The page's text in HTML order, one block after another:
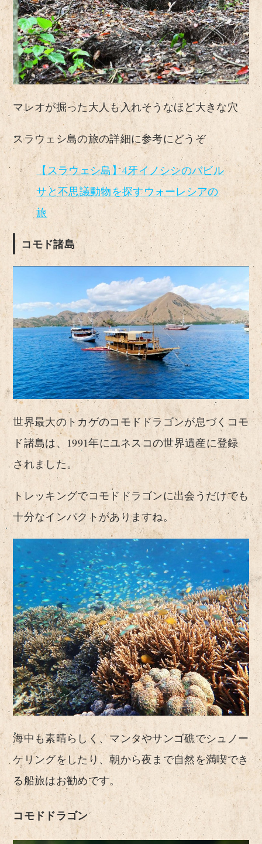
マレオが掘った大人も入れそうなほど大きな穴
スラウェシ島の旅の詳細に参考にどうぞ
【スラウェシ島】4牙イノシシのバビル
サと不思議動物を探すウォーレシアの
旅
コモド諸島
世界最大のトカゲのコモドドラゴンが息づくコモ
ド諸島は、1991年にユネスコの世界遺産に登録
されました。
トレッキングでコモドドラゴンに出会うだけでも
十分なインパクトがありますね。
海中も素晴らしく、マンタやサンゴ礁でシュノー
ケリングをしたり、朝から夜まで自然を満喫でき
る船旅はお勧めです。
コモドドラゴン